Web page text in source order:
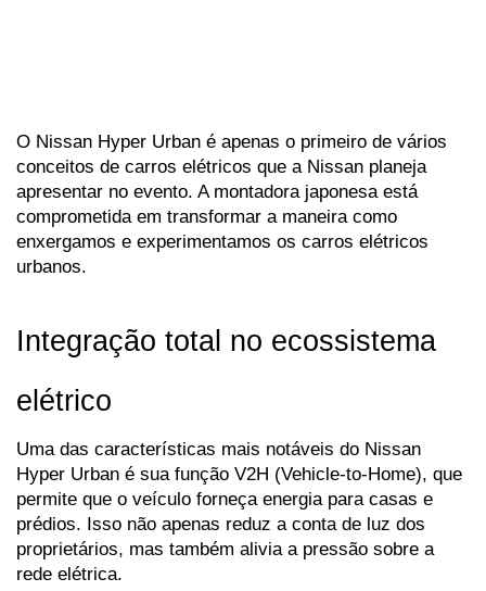
O Nissan Hyper Urban é apenas o primeiro de vários
conceitos de carros elétricos que a Nissan planeja
apresentar no evento. A montadora japonesa está
comprometida em transformar a maneira como
enxergamos e experimentamos os carros elétricos
urbanos.
Integração total no ecossistema
elétrico
Uma das características mais notáveis do Nissan
Hyper Urban é sua função V2H (Vehicle-to-Home), que
permite que o veículo forneça energia para casas e
prédios. Isso não apenas reduz a conta de luz dos
proprietários, mas também alivia a pressão sobre a
rede elétrica.